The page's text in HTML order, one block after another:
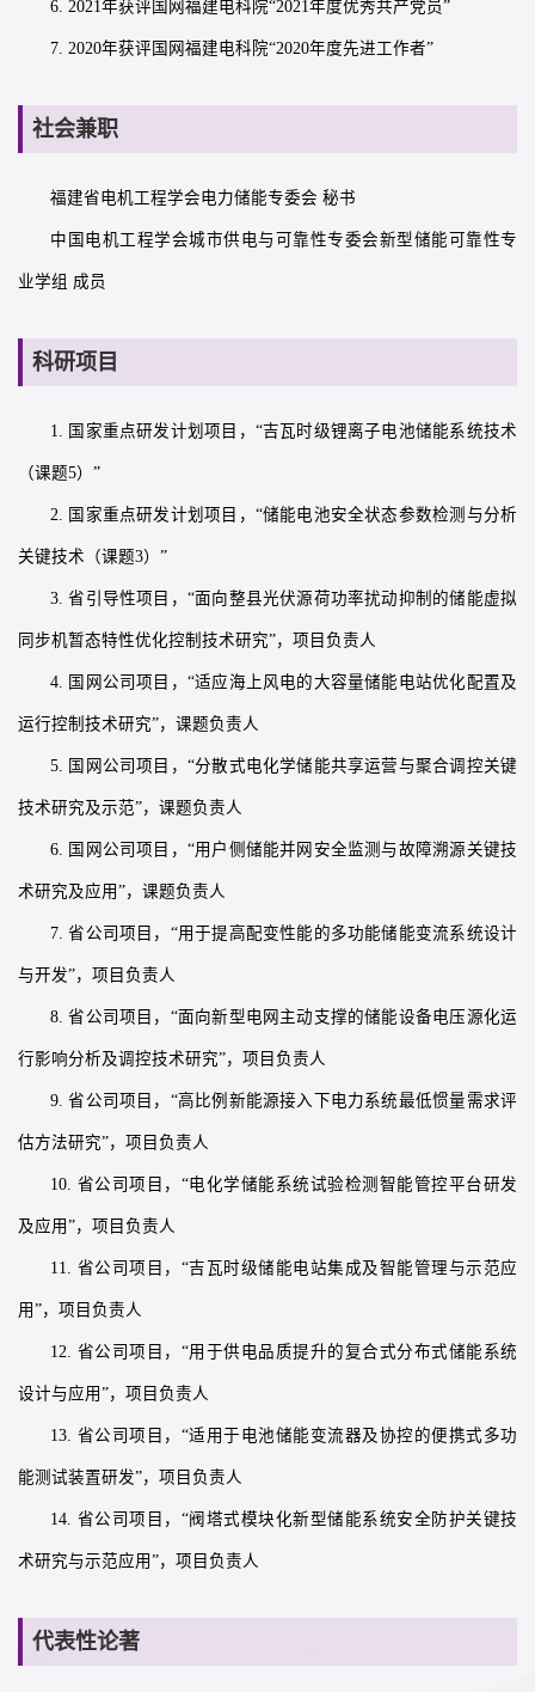
6. 2021年获评国网福建电科院“2021年度优秀共产党员”
7. 2020年获评国网福建电科院“2020年度先进工作者”
社会兼职
福建省电机工程学会电力储能专委会 秘书
中国电机工程学会城市供电与可靠性专委会新型储能可靠性专
业学组 成员
科研项目
1. 国家重点研发计划项目，“吉瓦时级锂离子电池储能系统技术
（课题5）”
2. 国家重点研发计划项目，“储能电池安全状态参数检测与分析
关键技术（课题3）”
3. 省引导性项目，“面向整县光伏源荷功率扰动抑制的储能虚拟
同步机暂态特性优化控制技术研究”，项目负责人
4. 国网公司项目，“适应海上风电的大容量储能电站优化配置及
运行控制技术研究”，课题负责人
5. 国网公司项目，“分散式电化学储能共享运营与聚合调控关键
技术研究及示范”，课题负责人
6. 国网公司项目，“用户侧储能并网安全监测与故障溯源关键技
术研究及应用”，课题负责人
7. 省公司项目，“用于提高配变性能的多功能储能变流系统设计
与开发”，项目负责人
8. 省公司项目，“面向新型电网主动支撑的储能设备电压源化运
行影响分析及调控技术研究”，项目负责人
9. 省公司项目，“高比例新能源接入下电力系统最低惯量需求评
估方法研究”，项目负责人
10. 省公司项目，“电化学储能系统试验检测智能管控平台研发
及应用”，项目负责人
11. 省公司项目，“吉瓦时级储能电站集成及智能管理与示范应
用”，项目负责人
12. 省公司项目，“用于供电品质提升的复合式分布式储能系统
设计与应用”，项目负责人
13. 省公司项目，“适用于电池储能变流器及协控的便携式多功
能测试装置研发”，项目负责人
14. 省公司项目，“阀塔式模块化新型储能系统安全防护关键技
术研究与示范应用”，项目负责人
代表性论著